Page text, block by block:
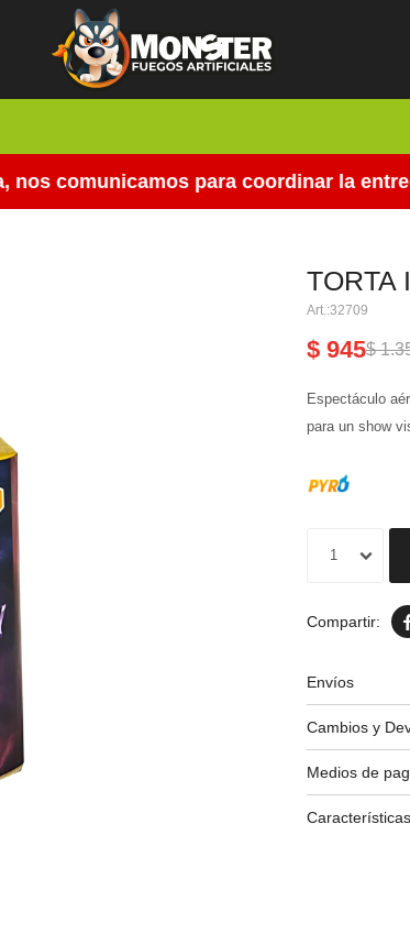
comunicamos para coordinar la entrega.
TORTA
32709
$ 945$
Espectáculo
para un show
1
Envíos
Cambios y
Medios de
Características